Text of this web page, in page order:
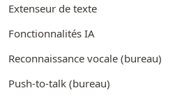
Extenseur de texte
Fonctionnalités IA
Reconnaissance vocale (bureau)
Push-to-talk (bureau)